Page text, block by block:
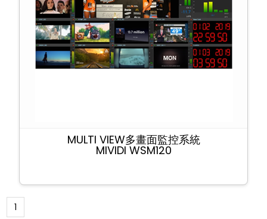
MULTI VIEW多畫面監控系統
MIVIDI WSM120
1